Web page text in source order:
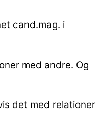
cand.mag. i
med andre. Og
det med relationer